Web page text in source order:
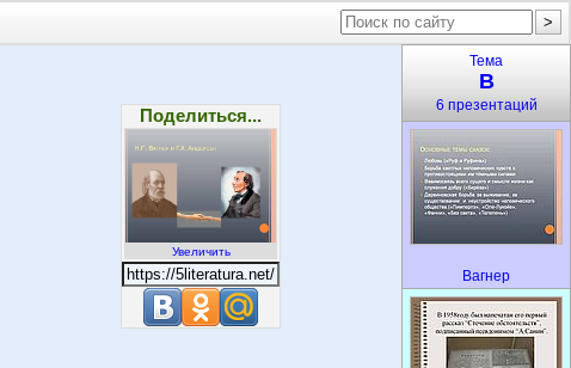
Поделиться...
Увеличить
Тема
В
6 презентаций
Вагнер